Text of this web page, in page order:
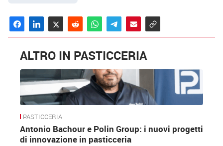
ALTRO IN PASTICCERIA
PASTICCERIA
Antonio Bachour e Polin Group: i nuovi progetti
di innovazione in pasticceria